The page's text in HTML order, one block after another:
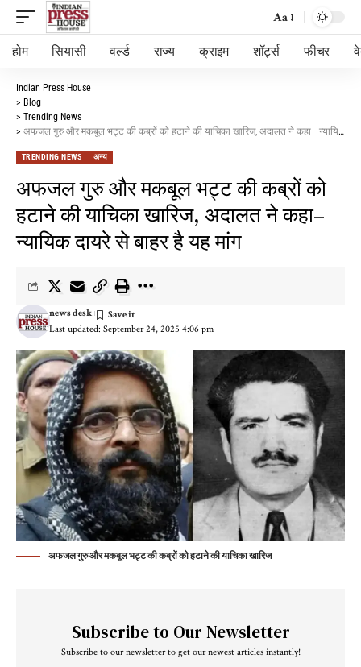
Aa
होम सियासी वर्ल्ड राज्य क्राइम शॉर्ट्स फीचर
Indian Press House
> Blog
> Trending News
> अफजल गुरु और मकबूल भट्ट की कब्रों को हटाने की याचिका खारिज, अदालत ने कहा– न्यायिक दायरे से बाहर है यह मांग
TRENDING NEWS अन्य
अफजल गुरु और मकबूल भट्ट की कब्रों को
हटाने की याचिका खारिज, अदालत ने कहा–
न्यायिक दायरे से बाहर है यह मांग
Last updated: September 24, 2025 4:06 pm
news desk
अफजल गुरु और मकबूल भट्ट की कब्रों को हटाने की याचिका खारिज
Subscribe to Our Newsletter
Subscribe to our newsletter to get our newest articles instantly!